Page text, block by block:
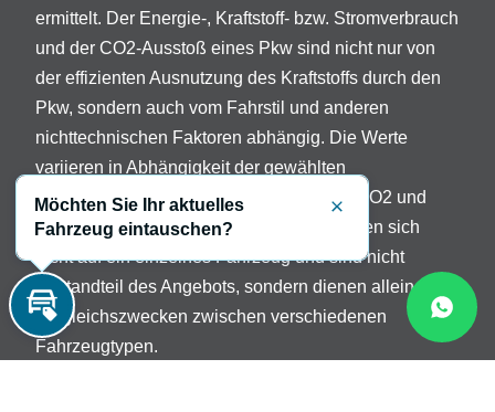
ermittelt. Der Energie-, Kraftstoff- bzw. Stromverbrauch
und der CO2-Ausstoß eines Pkw sind nicht nur von
der effizienten Ausnutzung des Kraftstoffs durch den
Pkw, sondern auch vom Fahrstil und anderen
nichttechnischen Faktoren abhängig. Die Werte
variieren in Abhängigkeit der gewählten
Sonderausstattungen. Beschreibung der CO2 und
Verbrauchsangaben: Die Angaben beziehen sich
nicht auf ein einzelnes Fahrzeug und sind nicht
Bestandteil des Angebots, sondern dienen allein
Vergleichszwecken zwischen verschiedenen
Fahrzeugtypen.
Inzahlungnahme
Möchten Sie Ihr aktuelles
Fahrzeug eintauschen?
Schließen